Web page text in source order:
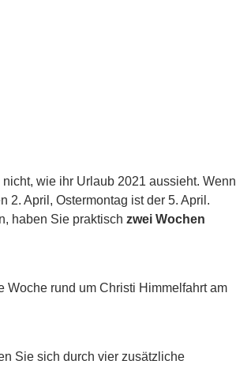
wie ihr Urlaub 2021 aussieht. Wenn
2. April, Ostermontag ist der 5. April.
haben Sie praktisch zwei Wochen
Woche rund um Christi Himmelfahrt am
Sie sich durch vier zusätzliche